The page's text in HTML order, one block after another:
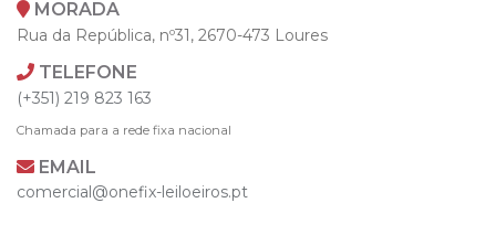
MORADA
Rua da República, nº31, 2670-473 Loures
TELEFONE
(+351) 219 823 163
Chamada para a rede fixa nacional
EMAIL
comercial@onefix-leiloeiros.pt